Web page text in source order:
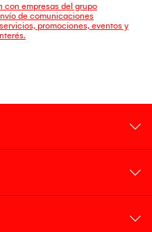
con empresas del grupo
de comunicaciones
promociones, eventos y